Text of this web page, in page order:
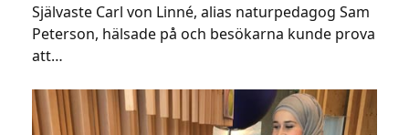
Självaste Carl von Linné, alias naturpedagog Sam
Peterson, hälsade på och besökarna kunde prova
att…